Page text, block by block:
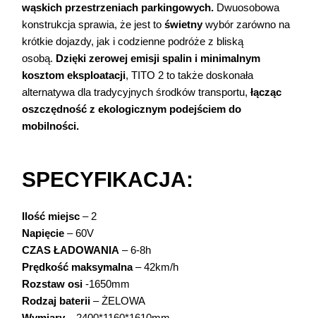
wąskich przestrzeniach parkingowych. Dwuosobowa
konstrukcja sprawia, że jest toświetnywybór zarówno na
krótkie dojazdy, jak i codzienne podróże z bliską
osobą. Dzięki zerowej emisji spalin i minimalnym
kosztom eksploatacji, TITO 2 to także doskonała
alternatywa dla tradycyjnych środków transportu,łącząc
oszczędność z ekologicznym podejściem do
mobilności.
SPECYFIKACJA:
Ilość miejsc– 2
Napięcie– 60V
CZAS ŁADOWANIA– 6-8h
Prędkość maksymalna– 42km/h
Rozstaw osi-1650mm
Rodzaj baterii – ŻELOWA